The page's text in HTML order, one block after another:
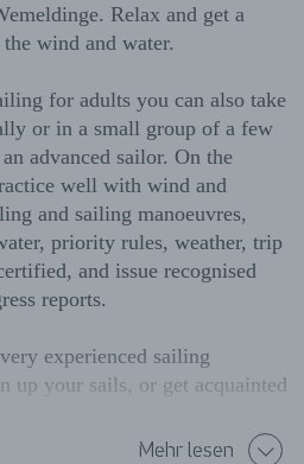
Relax and get a
wind and water.
for adults you can also take
or in a small group of a few
advanced sailor. On the
well with wind and
and sailing manoeuvres,
priority rules, weather, trip
and issue recognised
reports.
experienced sailing
up your sails, or get acquainted
Mehr lesen